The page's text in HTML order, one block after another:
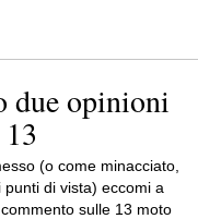
due opinioni
(o come minacciato,
punti di vista) eccomi a
sulle 13 moto